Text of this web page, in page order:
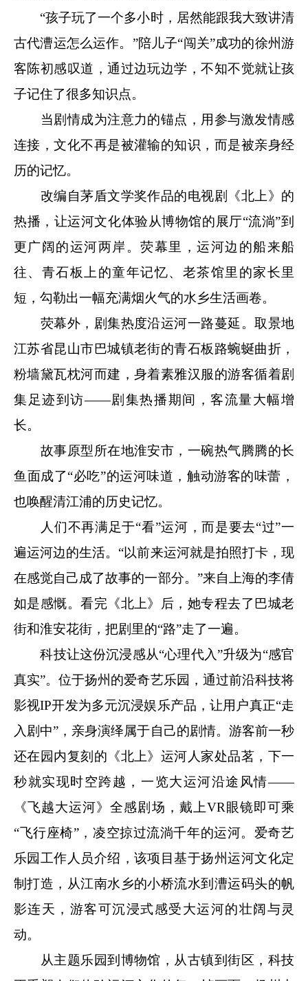
“孩子玩了一个多小时，居然能跟我大致讲清
古代漕运怎么运作。”陪儿子“闯关”成功的徐州游
客陈初感叹道，通过边玩边学，不知不觉就让孩
子记住了很多知识点。
当剧情成为注意力的锚点，用参与激发情感
连接，文化不再是被灌输的知识，而是被亲身经
历的记忆。
改编自茅盾文学奖作品的电视剧《北上》的
热播，让运河文化体验从博物馆的展厅“流淌”到
更广阔的运河两岸。荧幕里，运河边的船来船
往、青石板上的童年记忆、老茶馆里的家长里
短，勾勒出一幅充满烟火气的水乡生活画卷。
荧幕外，剧集热度沿运河一路蔓延。取景地
江苏省昆山市巴城镇老街的青石板路蜿蜒曲折，
粉墙黛瓦枕河而建，身着素雅汉服的游客循着剧
集足迹到访——剧集热播期间，客流量大幅增
长。
故事原型所在地淮安市，一碗热气腾腾的长
鱼面成了“必吃”的运河味道，触动游客的味蕾，
也唤醒清江浦的历史记忆。
人们不再满足于“看”运河，而是要去“过”一
遍运河边的生活。“以前来运河就是拍照打卡，现
在感觉自己成了故事的一部分。”来自上海的李倩
如是感慨。看完《北上》后，她专程去了巴城老
街和淮安花街，把剧里的“路”走了一遍。
科技让这份沉浸感从“心理代入”升级为“感官
真实”。位于扬州的爱奇艺乐园，通过前沿科技将
影视IP开发为多元沉浸娱乐产品，让用户真正“走
入剧中”，亲身演绎属于自己的剧情。游客前一秒
还在园内复刻的《北上》运河人家处品茗，下一
秒就实现时空跨越，一览大运河沿途风情——
《飞越大运河》全感剧场，戴上VR眼镜即可乘
“飞行座椅”，凌空掠过流淌千年的运河。爱奇艺
乐园工作人员介绍，该项目基于扬州运河文化定
制打造，从江南水乡的小桥流水到漕运码头的帆
影连天，游客可沉浸式感受大运河的壮阔与灵
动。
从主题乐园到博物馆，从古镇到街区，科技